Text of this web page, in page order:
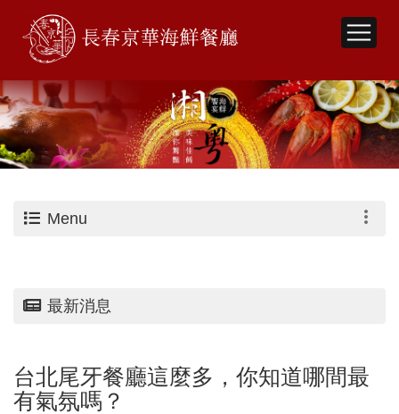
Menu
最新消息
台北尾牙餐廳這麼多，你知道哪間最
有氣氛嗎？